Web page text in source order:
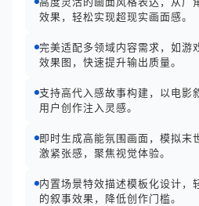
效果，轻松实现超现实画面感。
完美适配多领域内容需求，如游
效果图，快速提升输出质量。
支持高代入感故事构建，以电影
用户创作注入灵感。
即时生成高能氛围画面，模拟末
激紧张感，聚焦视觉体验。
内置场景特效描述模板化设计，
的叙事效果，降低创作门槛。